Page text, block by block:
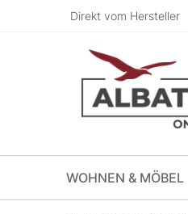
Direkt vom Hersteller
WOHNEN & MÖBEL